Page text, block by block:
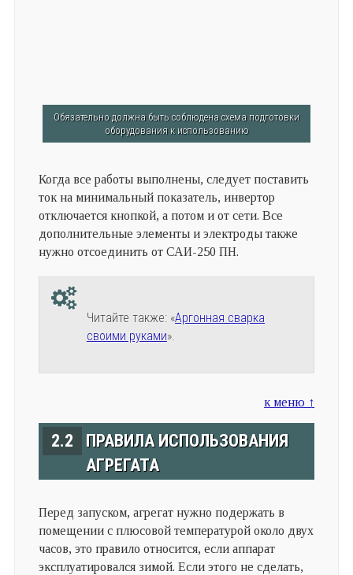
Обязательно должна быть соблюдена схема подготовки
оборудования к использованию
Когда все работы выполнены, следует поставить
ток на минимальный показатель, инвертор
отключается кнопкой, а потом и от сети. Все
дополнительные элементы и электроды также
нужно отсоединить от САИ-250 ПН.
Читайте также: «Аргонная сварка
своими руками».
к меню ↑
2.2
ПРАВИЛА ИСПОЛЬЗОВАНИЯ
АГРЕГАТА
Перед запуском, агрегат нужно подержать в
помещении с плюсовой температурой около двух
часов, это правило относится, если аппарат
эксплуатировался зимой. Если этого не сделать,